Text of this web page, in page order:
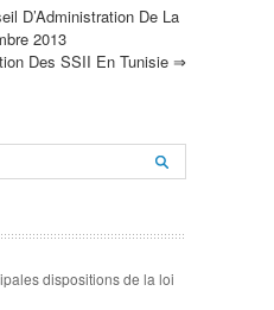
D’Administration De La
2013
Des SSII En Tunisie ⇒
dispositions de la loi